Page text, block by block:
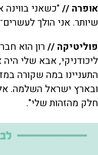
אופרה // "כשאני
שיותר. אני הולך
פוליטיקה // רון הוא
ליכודניקי, אבא שלי
התעניינו במה שקורה
ובארץ ישראל השלמה.
חלק מהזהות שלי".